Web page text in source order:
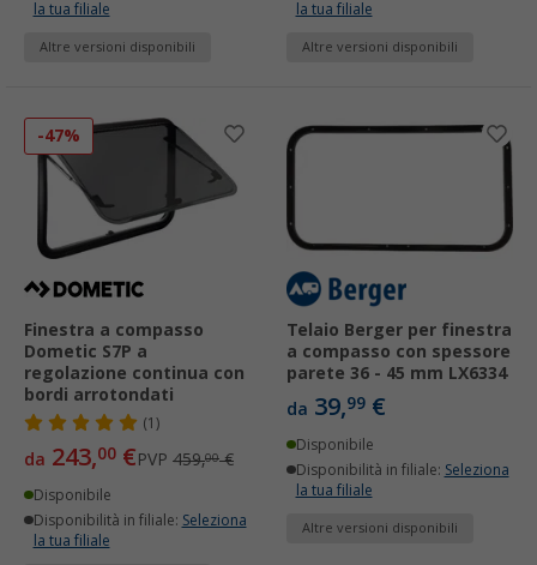
la tua filiale
Altre versioni disponibili
la tua filiale
Altre versioni disponibili
-47%
Finestra a compasso
Dometic S7P a
regolazione continua con
bordi arrotondati
(1)
da 243,00 €PVP 459,00€
Disponibile
Disponibilità in filiale: Seleziona
la tua filiale
Telaio Berger per finestra
a compasso con spessore
parete 36 - 45 mm LX6334
da 39,99 €
Disponibile
Disponibilità in filiale: Seleziona
la tua filiale
Altre versioni disponibili